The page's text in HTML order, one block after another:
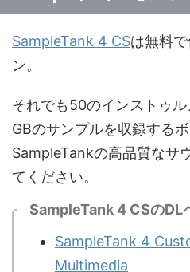
SampleTank 4 CSは無料
ン。
それでも50のインストゥ
GBのサンプルを収録するボ
SampleTankの高品質なサ
てください。
SampleTank 4 CSのDL
SampleTank 4
Multimedia